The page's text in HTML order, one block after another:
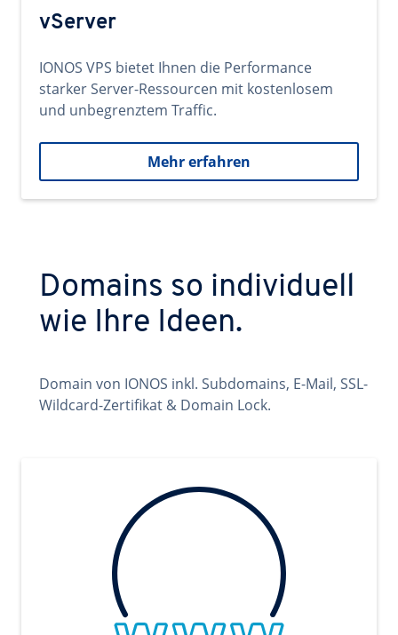
vServer
IONOS VPS bietet Ihnen die Performance
starker Server-Ressourcen mit kostenlosem
und unbegrenztem Traffic.
Mehr erfahren
Domains so individuell
wie Ihre Ideen.
Domain von IONOS inkl. Subdomains, E-Mail, SSL-
Wildcard-Zertifikat & Domain Lock.